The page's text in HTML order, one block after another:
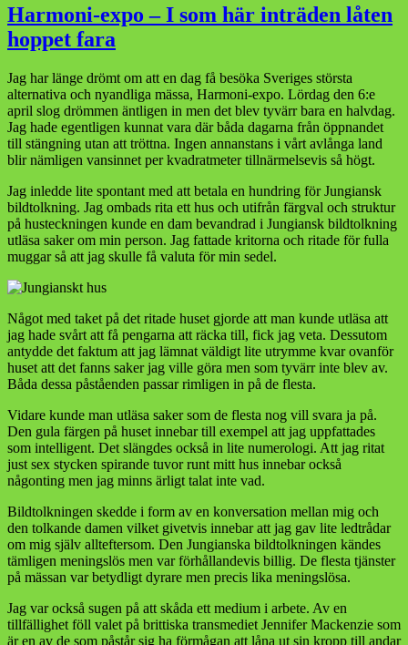
Harmoni-expo – I som här inträden låten
hoppet fara
Jag har länge drömt om att en dag få besöka Sveriges största
alternativa och nyandliga mässa, Harmoni-expo. Lördag den 6:e
april slog drömmen äntligen in men det blev tyvärr bara en halvdag.
Jag hade egentligen kunnat vara där båda dagarna från öppnandet
till stängning utan att tröttna. Ingen annanstans i vårt avlånga land
blir nämligen vansinnet per kvadratmeter tillnärmelsevis så högt.
Jag inledde lite spontant med att betala en hundring för Jungiansk
bildtolkning. Jag ombads rita ett hus och utifrån färgval och struktur
på husteckningen kunde en dam bevandrad i Jungiansk bildtolkning
utläsa saker om min person. Jag fattade kritorna och ritade för fulla
muggar så att jag skulle få valuta för min sedel.
Något med taket på det ritade huset gjorde att man kunde utläsa att
jag hade svårt att få pengarna att räcka till, fick jag veta. Dessutom
antydde det faktum att jag lämnat väldigt lite utrymme kvar ovanför
huset att det fanns saker jag ville göra men som tyvärr inte blev av.
Båda dessa påståenden passar rimligen in på de flesta.
Vidare kunde man utläsa saker som de flesta nog vill svara ja på.
Den gula färgen på huset innebar till exempel att jag uppfattades
som intelligent. Det slängdes också in lite numerologi. Att jag ritat
just sex stycken spirande tuvor runt mitt hus innebar också
någonting men jag minns ärligt talat inte vad.
Bildtolkningen skedde i form av en konversation mellan mig och
den tolkande damen vilket givetvis innebar att jag gav lite ledtrådar
om mig själv allteftersom. Den Jungianska bildtolkningen kändes
tämligen meningslös men var förhållandevis billig. De flesta tjänster
på mässan var betydligt dyrare men precis lika meningslösa.
Jag var också sugen på att skåda ett medium i arbete. Av en
tillfällighet föll valet på brittiska transmediet Jennifer Mackenzie som
är en av de som påstår sig ha förmågan att låna ut sin kropp till andar